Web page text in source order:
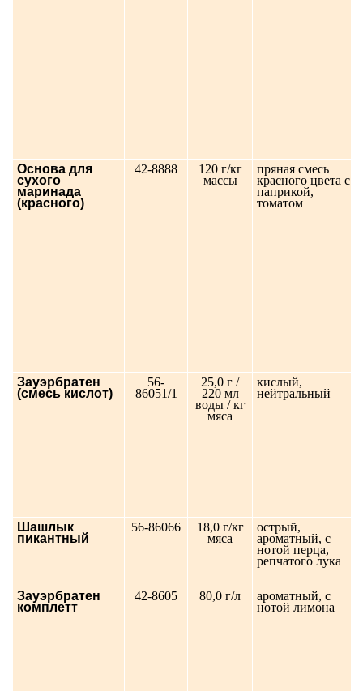
Основа для
сухого
маринада
(красного)
42-8888
120 г/кг
массы
пряная смесь
красного цвета с
паприкой,
томатом
Зауэрбратен
(смесь кислот)
56-
86051/1
25,0 г /
220 мл
воды / кг
мяса
кислый,
нейтральный
Шашлык
пикантный
56-86066
18,0 г/кг
мяса
острый,
ароматный, с
нотой перца,
репчатого лука
Зауэрбратен
комплетт
42-8605 80,0 г/л
ароматный, с
нотой лимона